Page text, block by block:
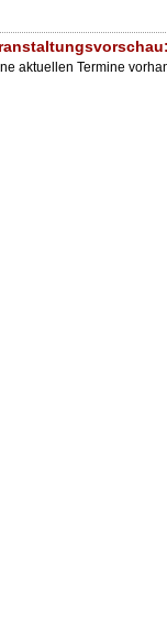
aktuellen Termine